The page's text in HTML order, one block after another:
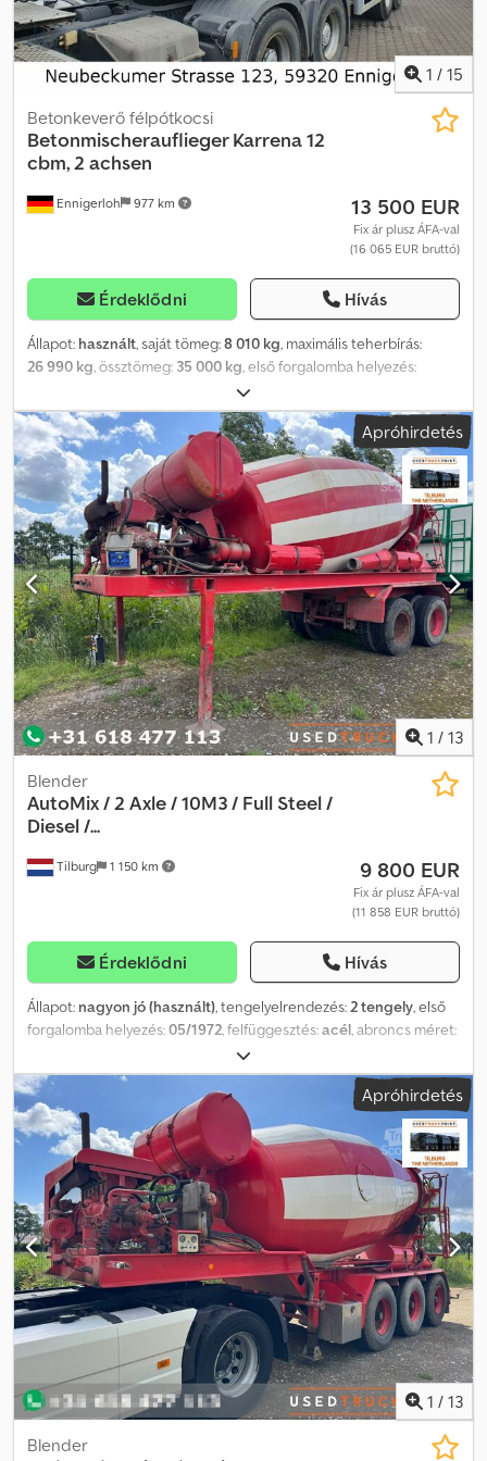
1 / 15
Ennigerloh 977 km
Betonkeverő félpótkocsi
Betonmischerauflieger Karrena 12
cbm, 2 achsen
13 500 EUR
Fix ár plusz ÁFA-val
(16 065 EUR bruttó)
Érdeklődni Hívás
Állapot: használt, saját tömeg:8 010 kg, maximális teherbírás:
26 990 kg, össztömeg: 35 000 kg, első forgalomba helyezés:
10 m³
abroncs méret:425/65R22.5, szín:fehér, hajtástípus:egyéb, első
gumi méret:425/65R22.5, hátsó gumiabroncs méret:
425/65R22.5, vezetőfülke: egyéb, kibocsátási osztály:nincs,
Felszereltség:hidraulika, sűrített levegős fék
, Hönkhaus
betonkeverő félpótkocsi Karrena 12 m³ felépítménnyel Kiváló
állapotban Dcjdpfx Acsww Dvdjksk Azonnal bevethető Német
jármű Komplett szerelvényként is elérhető
Apróhirdetés
1 / 13
Tilburg 1 150 km
Blender
AutoMix / 2 Axle / 10M3 / Full Steel /
Diesel /...
9 800 EUR
Fix ár plusz ÁFA-val
(11 858 EUR bruttó)
Érdeklődni Hívás
Állapot: nagyon jó (használt), tengelyelrendezés:2 tengely, első
forgalomba helyezés:05/1972, felfüggesztés:acél, abroncs méret:
, Gyártási év:
Felfüggesztés: laprugós felfüggesztés Hátsó tengely 1:
abroncsméret: 315/80 R22.5; bal oldali abroncs profilmélység: 20%;
jobb oldali abroncs profilmélység: 20% Hátsó tengely 2:
abroncsméret: 315/80 R22.5; bal oldali abroncs profilmélység: 20%;
jobb oldali abroncs profilmélység: 20% Saját tömeg: 8 650 kg
Műszaki állapot: nagyon jó Dodpfx Ajzcyxwjckeck Optikai állapot:
nagyon jó Sérülések: nincs
Apróhirdetés
1 / 13
Blender